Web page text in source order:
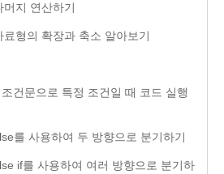
머지 연산하기
료형의 확장과 축소 알아보기
건문으로 특정 조건일 때 코드 실행
를 사용하여 두 방향으로 분기하기
if를 사용하여 여러 방향으로 분기하